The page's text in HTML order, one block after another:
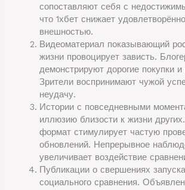
сопоставляют себя с
что 1хбет снижает
внешностью.
Видеоматериал показывающий
жизни провоцирует зависть.
демонстрируют дорогие покупки и
Зрители воспринимают чужой
неудачу.
Истории с повседневными
иллюзию близости к жизни
формат стимулирует частую
обновлений. Непрерывное
увеличивает воздействие
Публикации о свершениях
социального сравнения.